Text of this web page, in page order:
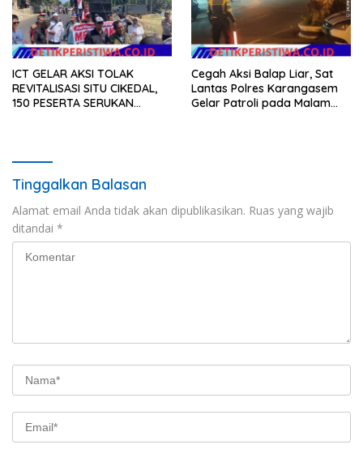
ICT GELAR AKSI TOLAK
REVITALISASI SITU CIKEDAL,
150 PESERTA SERUKAN
Cegah Aksi Balap Liar, Sat
Lantas Polres Karangasem
Gelar Patroli pada Malam
Tinggalkan Balasan
Alamat email Anda tidak akan dipublikasikan. Ruas yang wajib
ditandai *